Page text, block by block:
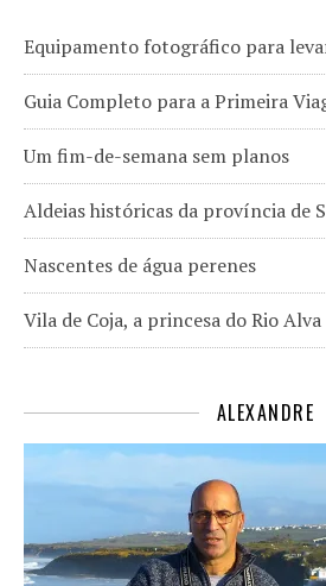
Equipamento fotográfico para
Guia Completo para a Primeira
Um fim-de-semana sem planos
Aldeias históricas da província de
Nascentes de água perenes
Vila de Coja, a princesa do Rio Alva
ALEXANDRE